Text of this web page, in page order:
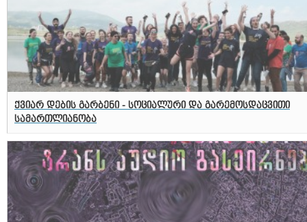
ქვიარ დების გარბენი - სოციალური და გარემოსდაცვითი
სამართლიანობა